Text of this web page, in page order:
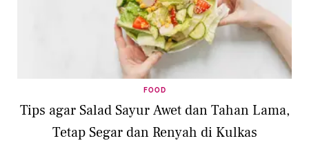
FOOD
Tips agar Salad Sayur Awet dan Tahan Lama,
Tetap Segar dan Renyah di Kulkas